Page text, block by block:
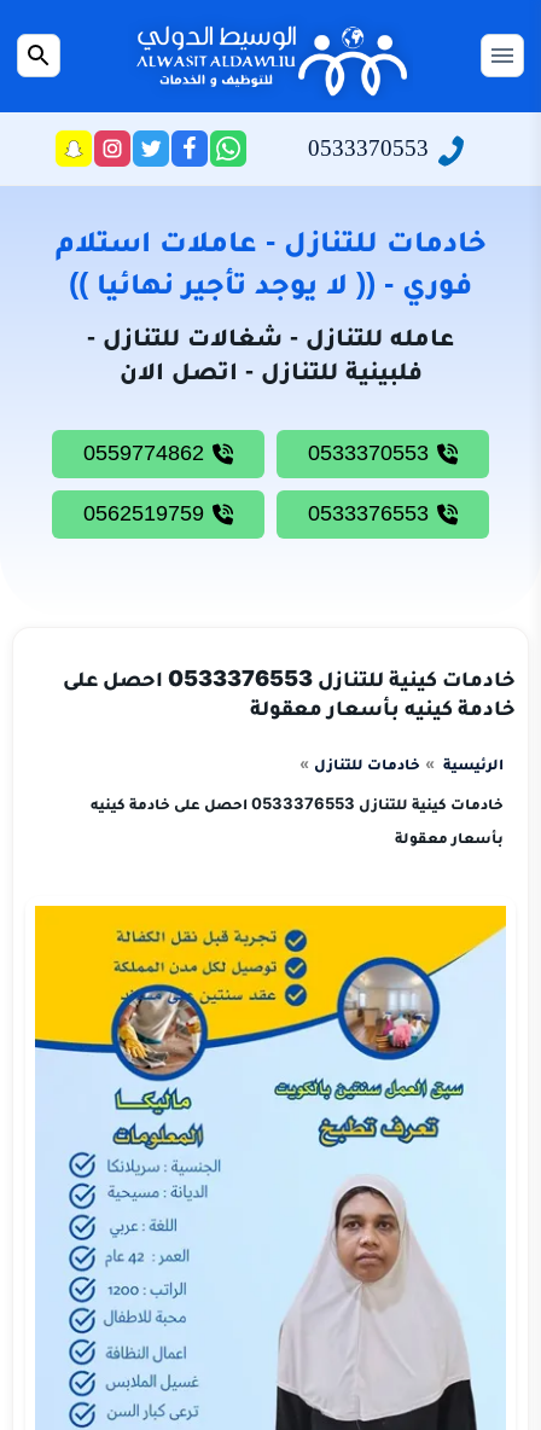
المحتوىالقائمة
الرئيسية
سياسة
من
نحن
خادمات
للتنازل
شغالات
للتنازل
بحث
0533370553
راسلنا
عبر
تابعنا
على
فيسبوك
تابعنا
على
تويتر
تابعنا
على
انستجرام
خادمات للتنازل - عاملات استلام
فوري - (( لا يوجد تأجير نهائيا ))
عامله للتنازل - شغالات للتنازل -
فلبينية للتنازل - اتصل الان
خادمات كينية للتنازل 0533376553 احصل على
خادمة كينيه بأسعار معقولة
الرئيسية خادمات للتنازل
خادمات كينية للتنازل 0533376553 احصل على خادمة كينيه
بأسعار معقولة